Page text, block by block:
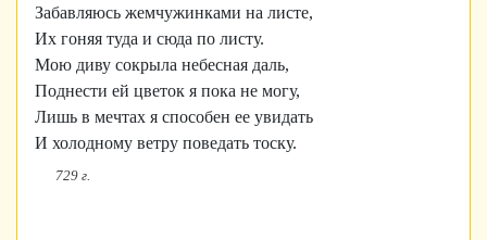
Забавляюсь жемчужинками на листе,
Их гоняя туда и сюда по листу.
Мою диву сокрыла небесная даль,
Поднести ей цветок я пока не могу,
Лишь в мечтах я способен ее увидать
И холодному ветру поведать тоску.
729 г.